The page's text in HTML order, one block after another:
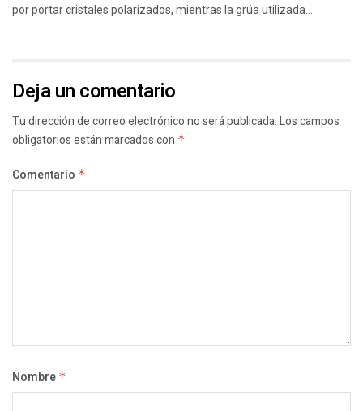
por portar cristales polarizados, mientras la grúa utilizada...
Deja un comentario
Tu dirección de correo electrónico no será publicada.Los campos
obligatorios están marcados con *
Comentario *
Nombre *